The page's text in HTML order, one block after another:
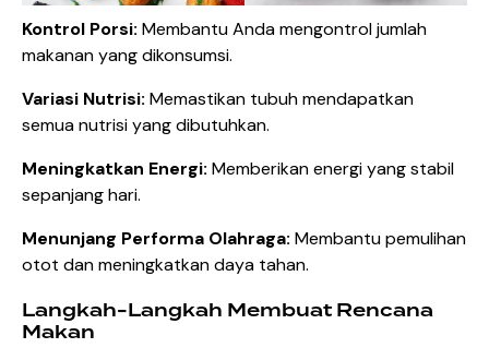
Kontrol Porsi: Membantu Anda mengontrol jumlah
makanan yang dikonsumsi.
Variasi Nutrisi: Memastikan tubuh mendapatkan
semua nutrisi yang dibutuhkan.
Meningkatkan Energi: Memberikan energi yang stabil
sepanjang hari.
Menunjang Performa Olahraga: Membantu pemulihan
otot dan meningkatkan daya tahan.
Langkah-Langkah Membuat Rencana
Makan